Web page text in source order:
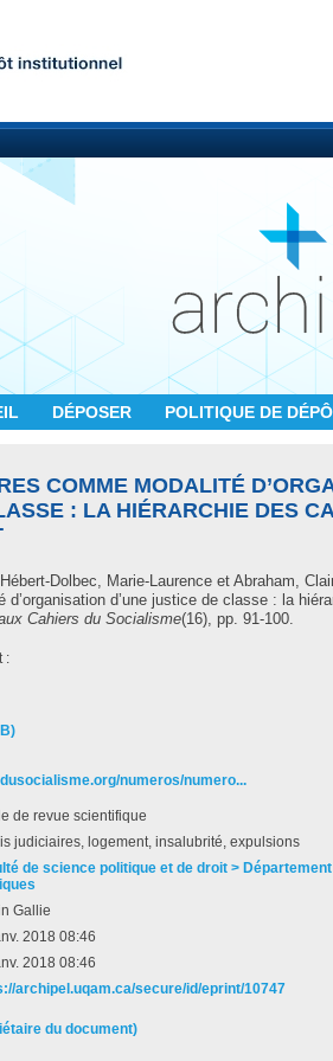
DÉPOSER POLITIQUE DE
COMME MODALITÉ
: LA HIÉRARCHIE DES
Hébert-Dolbec, Marie-Laurence et Abraham,
d’une justice de classe : la
Cahiers du Socialisme(16), pp. 91-100.
:
numeros/numero...
de revue scientifique
judiciaires, logement, insalubrité, expulsions
de science politique et de droit >
Gallie
2018 08:46
2018 08:46
archipel.uqam.ca/secure/id/eprint/10747
du document)